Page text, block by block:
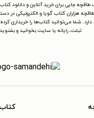
طاقچه جایی برای خرید آنلاین و دانلود
هزاران کتاب گویا و الکترونیکی در
شما می‌توانید کتاب‌ها را خریداری کرده
تبلت، رایانه یا سایت بخوانید و